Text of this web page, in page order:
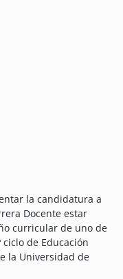
la candidatura a
Docente estar
curricular de uno de
de Educación
la Universidad de